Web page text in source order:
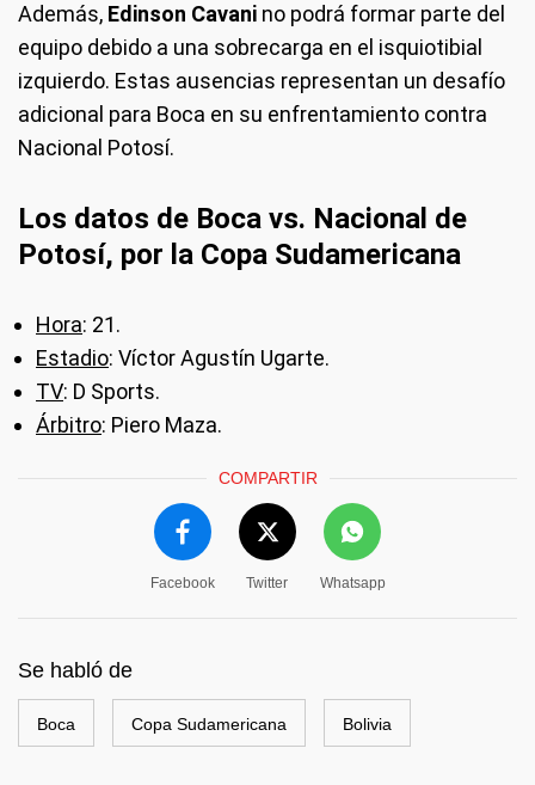
Además, Edinson Cavani no podrá formar parte del
equipo debido a una sobrecarga en el isquiotibial
izquierdo. Estas ausencias representan un desafío
adicional para Boca en su enfrentamiento contra
Nacional Potosí.
Los datos de Boca vs. Nacional de
Potosí, por la Copa Sudamericana
Hora: 21.
Estadio: Víctor Agustín Ugarte.
TV: D Sports.
Árbitro: Piero Maza.
COMPARTIR
Facebook Twitter Whatsapp
Se habló de
Boca Copa Sudamericana Bolivia